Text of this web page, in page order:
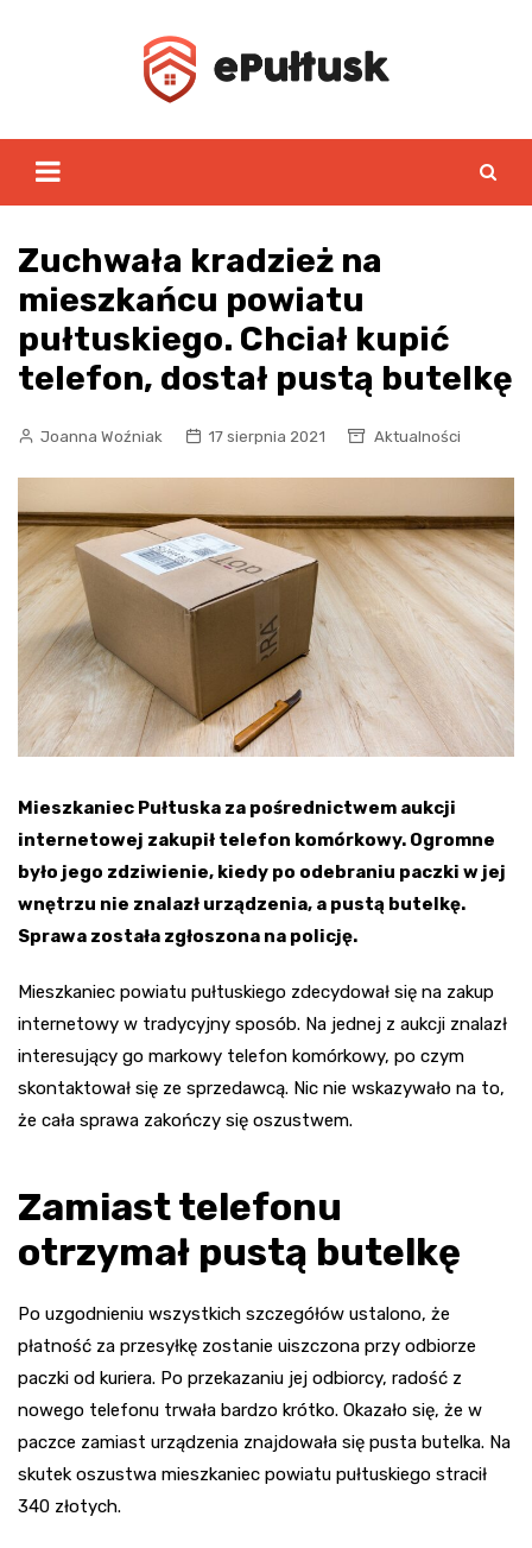
Zuchwała kradzież na
mieszkańcu powiatu
pułtuskiego. Chciał kupić
telefon, dostał pustą butelkę
Joanna Woźniak 17 sierpnia 2021 Aktualności
Mieszkaniec Pułtuska za pośrednictwem aukcji
internetowej zakupił telefon komórkowy. Ogromne
było jego zdziwienie, kiedy po odebraniu paczki w jej
wnętrzu nie znalazł urządzenia, a pustą butelkę.
Sprawa została zgłoszona na policję.
Mieszkaniec powiatu pułtuskiego zdecydował się na zakup
internetowy w tradycyjny sposób. Na jednej z aukcji znalazł
interesujący go markowy telefon komórkowy, po czym
skontaktował się ze sprzedawcą. Nic nie wskazywało na to,
że cała sprawa zakończy się oszustwem.
Zamiast telefonu
otrzymał pustą butelkę
Po uzgodnieniu wszystkich szczegółów ustalono, że
płatność za przesyłkę zostanie uiszczona przy odbiorze
paczki od kuriera. Po przekazaniu jej odbiorcy, radość z
nowego telefonu trwała bardzo krótko. Okazało się, że w
paczce zamiast urządzenia znajdowała się pusta butelka. Na
skutek oszustwa mieszkaniec powiatu pułtuskiego stracił
340 złotych.